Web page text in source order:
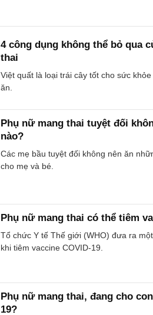
4 công dụng không thể bỏ qua
thai
Việt quất là loại trái cây tốt cho sức
ăn.
Phụ nữ mang thai tuyệt đối
nào?
Các mẹ bầu tuyệt đối không nên ăn
cho mẹ và bé.
Phụ nữ mang thai có thể tiêm
Tổ chức Y tế Thế giới (WHO) đưa ra
khi tiêm vaccine COVID-19.
Phụ nữ mang thai, đang cho
19?